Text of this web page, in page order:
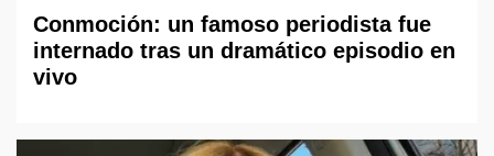
Conmoción: un famoso periodista fue
internado tras un dramático episodio en
vivo